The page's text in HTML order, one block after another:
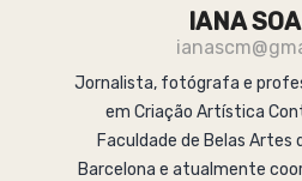
IANA
Jornalista, fotógrafa e
em Criação Artística
Faculdade de Belas Artes
Barcelona e atualmente